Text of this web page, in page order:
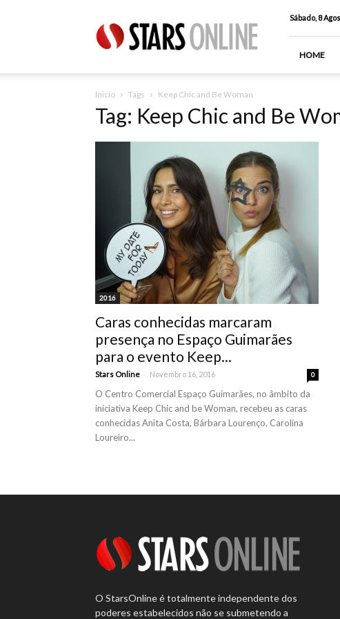
Online
Sábado, 8
HOME
Inicio Tags Keep Chic and Be Woman
Tag: Keep Chic and Be
2016
Caras conhecidas marcaram
presença no Espaço Guimarães
para o evento Keep...
Stars Online - Novembro 16, 2016 0
O Centro Comercial Espaço Guimarães, no âmbito da
iniciativa Keep Chic and be Woman, recebeu as caras
conhecidas Anita Costa, Bárbara Lourenço, Carolina
Loureiro...
O StarsOnline é totalmente independente dos
poderes estabelecidos não se submetendo a